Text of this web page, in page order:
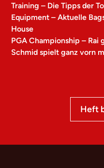
Training – Die Tipps der
Equipment – Aktuelle
House
PGA Championship – Rai
Schmid spielt ganz vorn
Heft